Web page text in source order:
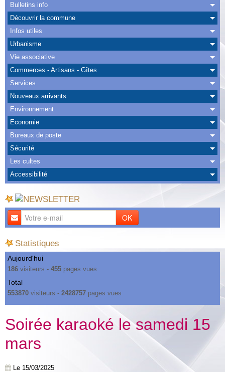
Urbanisme
Transports
Agenda
Albums
Nous Contacter
Bulletins info
Découvrir la commune
Infos utiles
Urbanisme
Vie associative
Commerces - Artisans - Gîtes
Services
Nouveaux arrivants
Environnement
Economie
Bureaux de poste
Sécurité
Les cultes
Accessibilité
OK
Statistiques
Aujourd'hui
186 visiteurs - 455 pages vues
Total
553870 visiteurs - 2428757 pages vues
Soirée karaoké le samedi 15
mars
Le 15/03/2025